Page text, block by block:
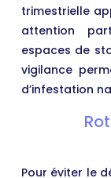
trimestrielle
attention
espaces de
vigilance
d’infestation
Pour éviter le